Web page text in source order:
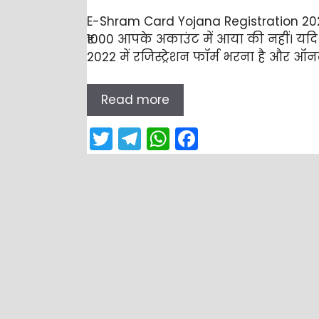
E-Shram Card Yojana Registration
₹1000 आपके अकाउंट में आया की नहीं।
2022 में रजिस्ट्रेशन फॉर्म भरना है और
Read more
T
w
T
el
W
h a